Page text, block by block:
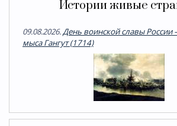
Истории живые
09.08.2026.День воинской славы России
мыса Гангут (1714)